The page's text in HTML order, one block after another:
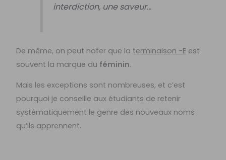
interdiction, une saveur…
De même, on peut noter que la terminaison -E est
souvent la marque du féminin.
Mais les exceptions sont nombreuses, et c’est
pourquoi je conseille aux étudiants de retenir
systématiquement le genre des nouveaux noms
qu’ils apprennent.